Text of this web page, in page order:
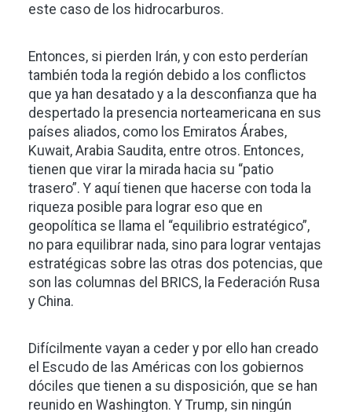
este caso de los hidrocarburos.
Entonces, si pierden Irán, y con esto perderían
también toda la región debido a los conflictos
que ya han desatado y a la desconfianza que ha
despertado la presencia norteamericana en sus
países aliados, como los Emiratos Árabes,
Kuwait, Arabia Saudita, entre otros. Entonces,
tienen que virar la mirada hacia su “patio
trasero”. Y aquí tienen que hacerse con toda la
riqueza posible para lograr eso que en
geopolítica se llama el “equilibrio estratégico”,
no para equilibrar nada, sino para lograr ventajas
estratégicas sobre las otras dos potencias, que
son las columnas del BRICS, la Federación Rusa
y China.
Difícilmente vayan a ceder y por ello han creado
el Escudo de las Américas con los gobiernos
dóciles que tienen a su disposición, que se han
reunido en Washington. Y Trump, sin ningún